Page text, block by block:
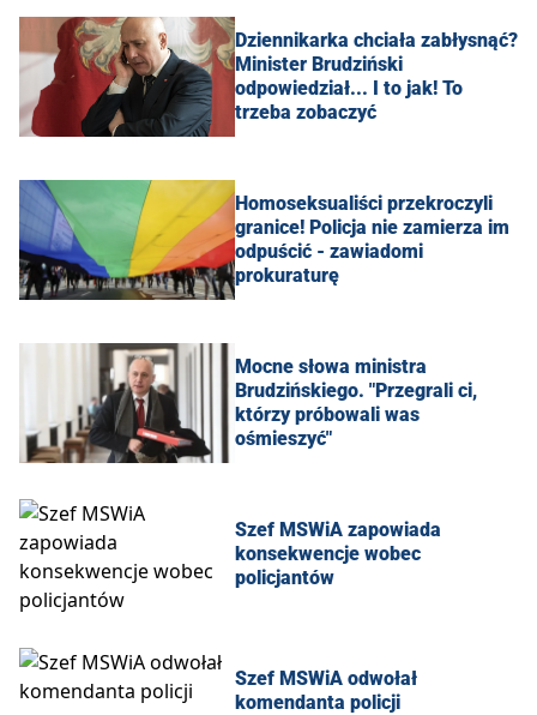
Dziennikarka chciała zabłysnąć?
Minister Brudziński
odpowiedział... I to jak! To
trzeba zobaczyć
Homoseksualiści przekroczyli
granice! Policja nie zamierza im
odpuścić - zawiadomi
prokuraturę
Mocne słowa ministra
Brudzińskiego. "Przegrali ci,
którzy próbowali was
ośmieszyć"
Szef MSWiA zapowiada
konsekwencje wobec
policjantów
Szef MSWiA odwołał
komendanta policji